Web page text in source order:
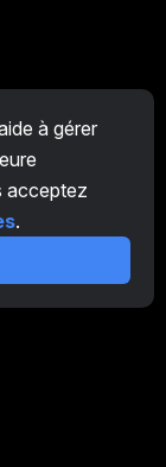
à gérer
acceptez
.